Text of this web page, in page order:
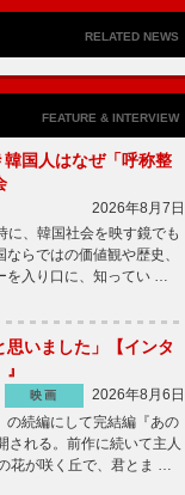
RELATED NEWS
FEATURE & INTERVIEW
韓国人はなぜ「呼称整
2026年8月7日
、韓国社会を映す鏡でも
らではの価値観や歴史、
を入り口に、知ってい …
いました」【インタ
映画
2026年8月6日
続編にして完結編『あの
される。前作に続いて主人
花が咲く丘で、君とま …